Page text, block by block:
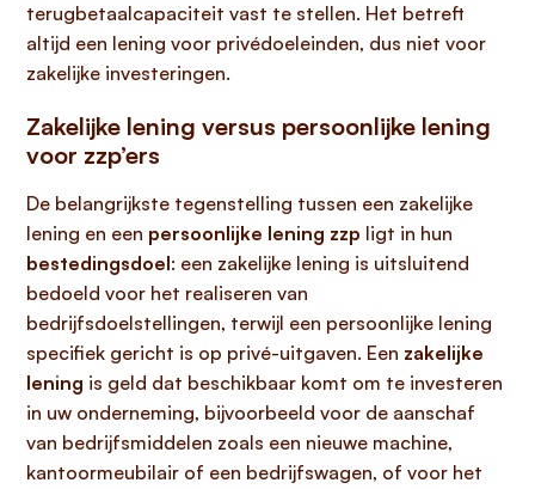
terugbetaalcapaciteit vast te stellen. Het betreft
altijd een lening voor privédoeleinden, dus niet voor
zakelijke investeringen.
Zakelijke lening versus persoonlijke lening
voor zzp’ers
De belangrijkste tegenstelling tussen een zakelijke
lening en een persoonlijke lening zzp ligt in hun
bestedingsdoel: een zakelijke lening is uitsluitend
bedoeld voor het realiseren van
bedrijfsdoelstellingen, terwijl een persoonlijke lening
specifiek gericht is op privé-uitgaven. Een zakelijke
lening is geld dat beschikbaar komt om te investeren
in uw onderneming, bijvoorbeeld voor de aanschaf
van bedrijfsmiddelen zoals een nieuwe machine,
kantoormeubilair of een bedrijfswagen, of voor het